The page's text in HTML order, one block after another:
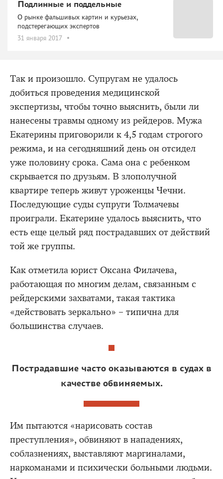
Подлинные и поддельные
О рынке фальшивых картин и курьезах,
подстерегающих экспертов
31 января 2017
Так и произошло. Супругам не удалось
добиться проведения медицинской
экспертизы, чтобы точно выяснить, были ли
нанесены травмы одному из рейдеров. Мужа
Екатерины приговорили к 4,5 годам строгого
режима, и на сегодняшний день он отсидел
уже половину срока. Сама она с ребенком
скрывается по друзьям. В злополучной
квартире теперь живут уроженцы Чечни.
Последующие суды супруги Толмачевы
проиграли. Екатерине удалось выяснить, что
есть еще целый ряд пострадавших от действий
той же группы.
Как отметила юрист Оксана Филачева,
работающая по многим делам, связанным с
рейдерскими захватами, такая тактика
«действовать зеркально» – типична для
большинства случаев.
Пострадавшие часто оказываются в судах в
качестве обвиняемых.
Им пытаются «нарисовать состав
преступления», обвиняют в нападениях,
соблазнениях, выставляют маргиналами,
наркоманами и психически больными людьми.